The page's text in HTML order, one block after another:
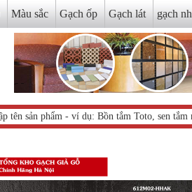
Màu sắc Gạch ốp Gạch lát gạch